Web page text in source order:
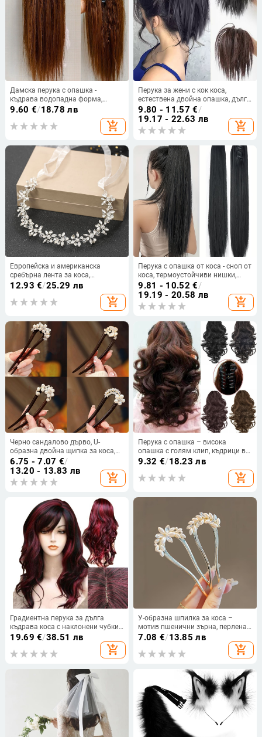
Дамска перука с опашка -
къдрава водопадна форма,
термоустойчива коса от тел, клип
за закрепване, не може да се
боядисва
9.60 €/18.78 лв
add_shopping_cart
Перука за жени с кок коса,
естествена двойна опашка, дълга
коса, пухкав стил като кокоши
гнездо, аксесоар за коса с клип
Shark
9.80 - 11.57 €/
19.17 - 22.63 лв
add_shopping_cart
Европейска и американска
сребърна лента за коса,
изработена от булка, ръчно
кристали, шапка, рокля, вечеря,
сватбен сезон, аксесоари за коса
12.93 €/25.29 лв
add_shopping_cart
Перука с опашка от коса - сноп от
коса, термоустойчиви нишки,
Hilon Silk марка, модел
7034/6016
9.81 - 10.52 €/
19.19 - 20.58 лв
add_shopping_cart
Черно сандалово дърво, U-
образна двойна щипка за коса,
китайски стил, прическа кок
6.75 - 7.07 €/
13.20 - 13.83 лв
add_shopping_cart
Перука с опашка – висока
опашка с голям клип, къдрици в
стил круша, PY599, Huxun,
9.32 €/18.23 лв
add_shopping_cart
Градиентна перука за дълга
къдрава коса с наклонени чубки,
влакна устойчиви на високи
боядиса, екзотичен стил
19.69 €/38.51 лв
add_shopping_cart
У-образна шпилка за коса –
мотив пшенични зърна, перлена
украса, сплав, ретро стил
7.08 €/13.85 лв
add_shopping_cart